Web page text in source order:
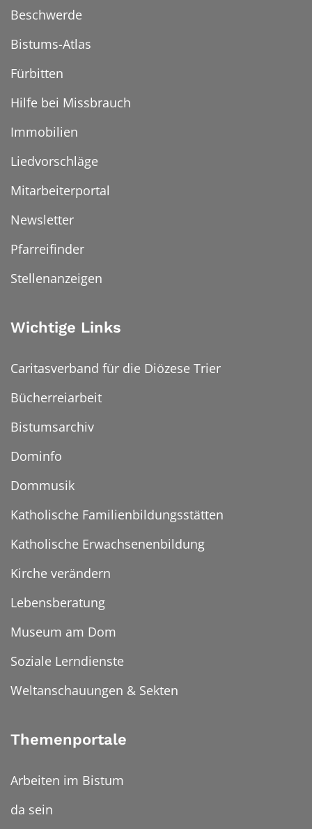
Beschwerde
Bistums-Atlas
Fürbitten
Hilfe bei Missbrauch
Immobilien
Liedvorschläge
Mitarbeiterportal
Newsletter
Pfarreifinder
Stellenanzeigen
Wichtige Links
Caritasverband für die Diözese Trier
Bücherreiarbeit
Bistumsarchiv
Dominfo
Dommusik
Katholische Familienbildungsstätten
Katholische Erwachsenenbildung
Kirche verändern
Lebensberatung
Museum am Dom
Soziale Lerndienste
Weltanschauungen & Sekten
Themenportale
Arbeiten im Bistum
da sein